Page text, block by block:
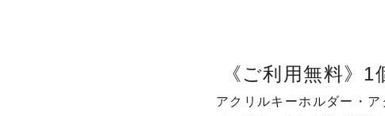
《ご利用無料》
アクリルキーホルダー・